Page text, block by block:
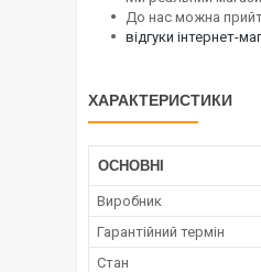
До нас можна
відгуки інтернет-
ХАРАКТЕРИСТИКИ
ОСНОВНІ
Виробник
Гарантійний термін
Стан